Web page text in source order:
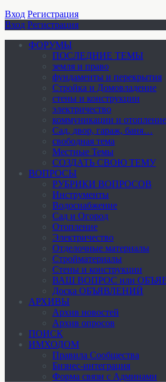
Вход Регистрация
Вход Регистрация
ФОРУМЫ
ПОСЛЕДНИЕ ТЕМЫ
земля и право
фундаменты и перекрытия
Стройка и Домовладение
стены и конструкции
электричество
коммуникации и отопление
Cад, двор, гараж, баня…
свободная тема
Местные Темы
СОЗДАТЬ СВОЮ ТЕМУ
ВОПРОСЫ
РУБРИКИ ВОПРОСОВ
Инструменты
Водоснабжение
Сад и Огород
Отопление
Электричество
Отделочные материалы
Стройматериалы
Стены и конструкции
ВАШ ВОПРОС или
Доска ОБЪЯВЛЕНИЙ
АРХИВЫ
Архив новостей
Архив опросов
ПОИСК
ИМХОДОМ
Правила Сообщества
Бизнес-интеграция
Форма связи с Админами